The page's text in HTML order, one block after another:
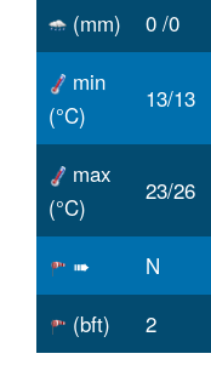
(mm)
0 /0
min
(°C)
13/13
max
(°C)
23/26
➠ N
(bft)
2